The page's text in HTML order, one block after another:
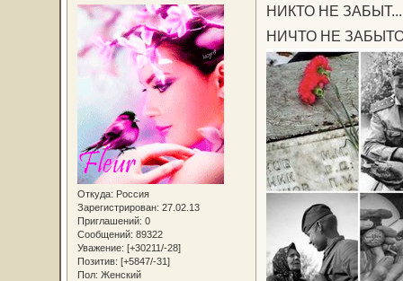
Откуда: Россия
Зарегистрирован: 27.02.13
Приглашений: 0
Сообщений: 89322
Уважение: [+30211/-28]
Позитив: [+5847/-31]
Пол: Женский
НИКТО НЕ ЗАБЫТ...
НИЧТО НЕ